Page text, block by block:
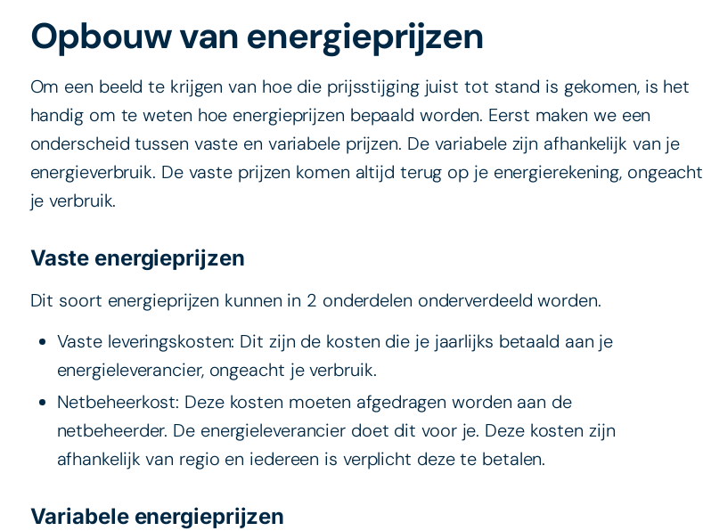
Opbouw van energieprijzen
Om een beeld te krijgen van hoe die prijsstijging juist tot stand is gekomen, is het
handig om te weten hoe energieprijzen bepaald worden. Eerst maken we een
onderscheid tussen vaste en variabele prijzen. De variabele zijn afhankelijk van je
energieverbruik. De vaste prijzen komen altijd terug op je energierekening, ongeacht
je verbruik.
Vaste energieprijzen
Dit soort energieprijzen kunnen in 2 onderdelen onderverdeeld worden.
Vaste leveringskosten: Dit zijn de kosten die je jaarlijks betaald aan je
energieleverancier, ongeacht je verbruik.
Netbeheerkost: Deze kosten moeten afgedragen worden aan de
netbeheerder. De energieleverancier doet dit voor je. Deze kosten zijn
afhankelijk van regio en iedereen is verplicht deze te betalen.
Variabele energieprijzen